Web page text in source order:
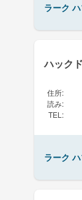
ラーク
ハック
住所:
読み:
TEL :
ラーク